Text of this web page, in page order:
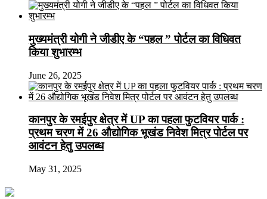
मुख्यमंत्री योगी ने जीडीए के “पहल ” पोर्टल का विधिवत
किया शुभारम्भ
June 26, 2025
कानपुर के रमईपुर क्षेत्र में UP का पहला फुटवियर पार्क :
प्रथम चरण में 26 औद्योगिक भूखंड निवेश मित्र पोर्टल पर
आवंटन हेतु उपलब्ध
May 31, 2025